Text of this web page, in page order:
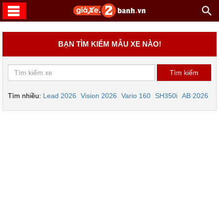
BẠN TÌM KIẾM MẪU XE NÀO!
Tìm nhiều: Lead 2026 Vision 2026 Vario 160 SH350i AB 2026